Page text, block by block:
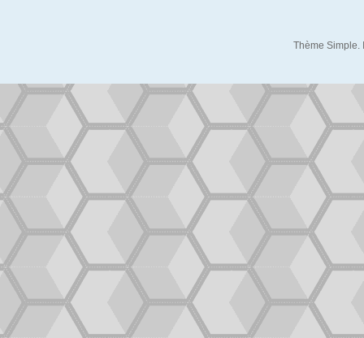
Thème Simple.